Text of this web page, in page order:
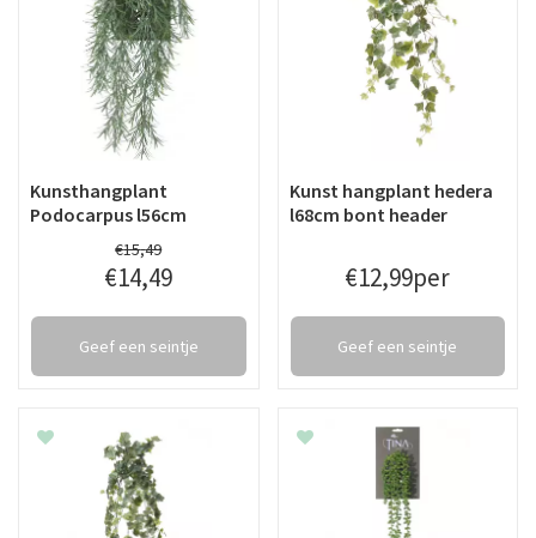
Kunsthangplant
Podocarpus l56cm
€15,49
€14,49
Geef een seintje
Kunst hangplant hedera
l68cm bont header
€12,99per
Geef een seintje